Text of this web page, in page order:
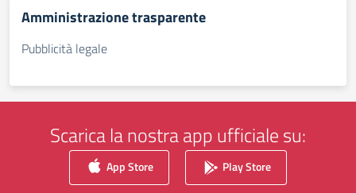
Amministrazione trasparente
Pubblicità legale
Scarica la nostra app ufficiale su:
App Store Play Store